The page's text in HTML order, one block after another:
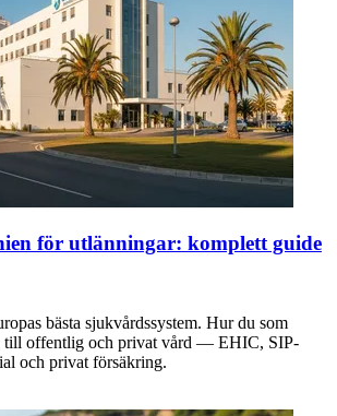
för utlänningar: komplett guide
bästa sjukvårdssystem. Hur du som
till offentlig och privat vård — EHIC, SIP-
och privat försäkring.